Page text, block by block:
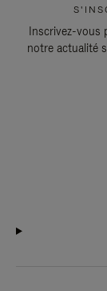
Inscrivez-
notre actualité